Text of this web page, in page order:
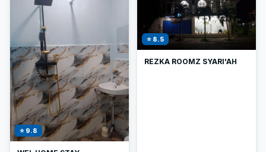
⭐ 9.8
⭐ 8.5
REZKA ROOMZ SYARI'AH